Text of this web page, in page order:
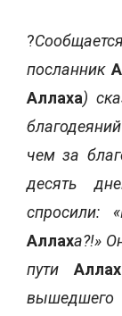
?
посланник
Аллаха)
чем за
десять
спросили:
Аллаха?!»
пути